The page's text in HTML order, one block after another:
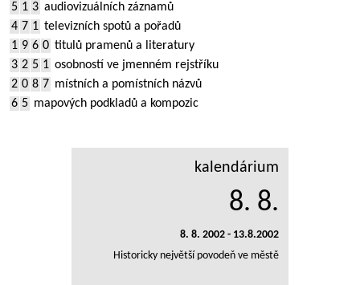
5 1 3 audiovizuálních záznamů
4 7 1 televizních spotů a pořadů
1 9 6 0 titulů pramenů a literatury
3 2 5 1 osobností ve jmenném rejstříku
2 0 8 7 místních a pomístních názvů
6 5 mapových podkladů a kompozic
kalendárium
8. 8.
8. 8. 2002 - 13.8.2002
Historicky největší povodeň ve městě